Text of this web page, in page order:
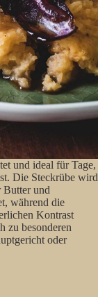
und ideal für Tage,
Die Steckrübe wird
Butter und
während die
Kontrast
zu besonderen
oder